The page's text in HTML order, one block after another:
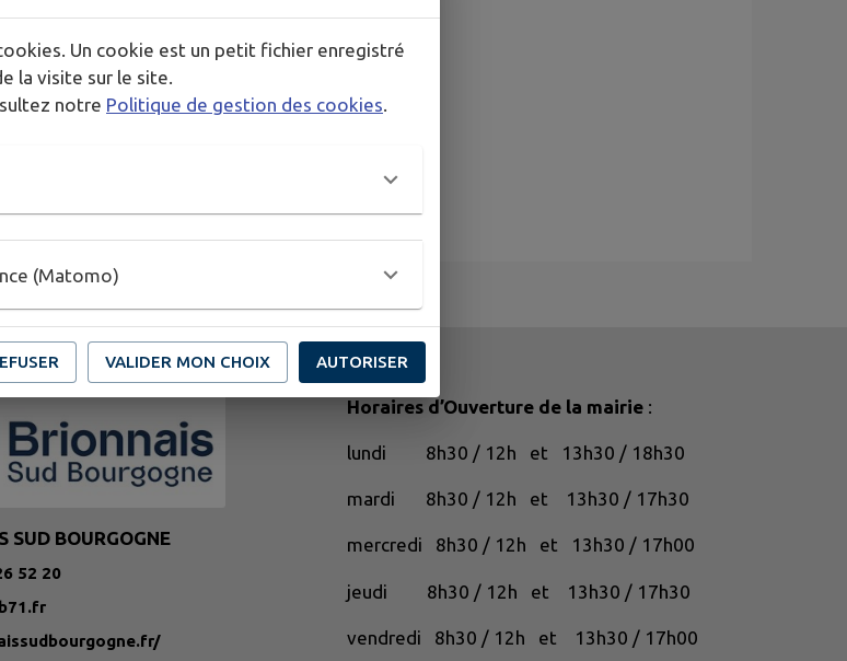
SUD BOURGOGNE
52 20
Horaires d’Ouverture de la mairie :
lundi 8h30 / 12h et 13h30 / 18h30
mardi 8h30 / 12h et 13h30 / 17h30
mercredi 8h30 / 12h et 13h30 / 17h00
jeudi 8h30 / 12h et 13h30 / 17h30
vendredi 8h30 / 12h et 13h30 / 17h00
Un cookie est un petit fichier enregistré
la visite sur le site.
notre Politique de gestion des cookies.
(Matomo)
VALIDER MON CHOIX AUTORISER